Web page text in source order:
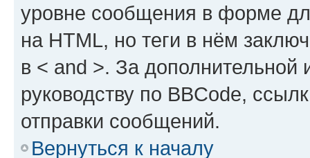
уровне сообщения в форме
на HTML, но теги в нём
в < and >. За
руководству по BBCode,
отправки сообщений.
Вернуться к началу